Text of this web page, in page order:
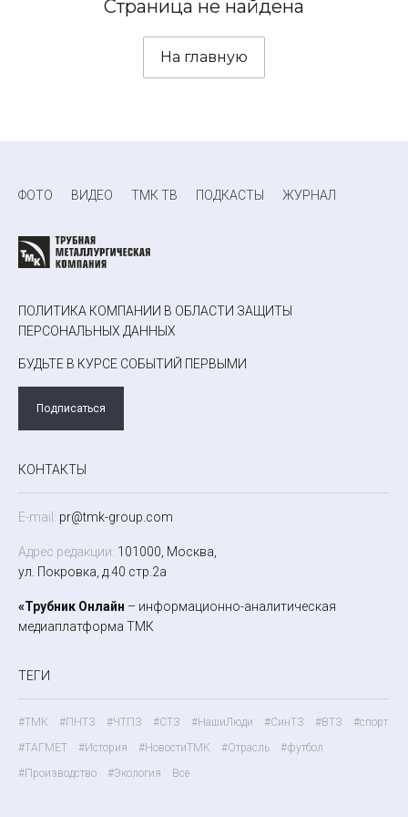
Страница не найдена
На главную
ФОТО ВИДЕО ТМК ТВ ПОДКАСТЫ ЖУРНАЛ
ПОЛИТИКА КОМПАНИИ В ОБЛАСТИ ЗАЩИТЫ
ПЕРСОНАЛЬНЫХ ДАННЫХ
БУДЬТЕ В КУРСЕ СОБЫТИЙ ПЕРВЫМИ
Подписаться
КОНТАКТЫ
E-mail: pr@tmk-group.com
Адрес редакции: 101000, Москва,
ул. Покровка, д.40 стр.2а
«Трубник Онлайн – информационно-аналитическая
медиаплатформа ТМК
ТЕГИ
#ТМК #ПНТЗ #ЧТПЗ #СТЗ #НашиЛюди #СинТЗ #ВТЗ
#спорт
#ТАГМЕТ
#История #НовостиТМК #Отрасль
#футбол
#Производство
#Экология Все